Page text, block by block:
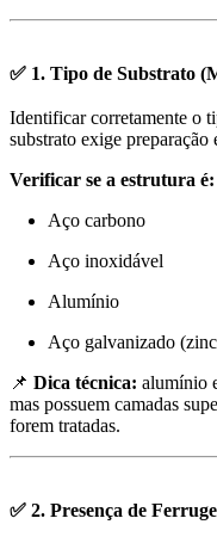
✅ 1. Tipo de Substrato
Identificar corretamente o
substrato exige preparação
Verificar se a estrutura é:
Aço carbono
Aço inoxidável
Alumínio
Aço galvanizado
📌 Dica técnica: alumínio
mas possuem camadas
forem tratadas.
✅ 2. Presença de